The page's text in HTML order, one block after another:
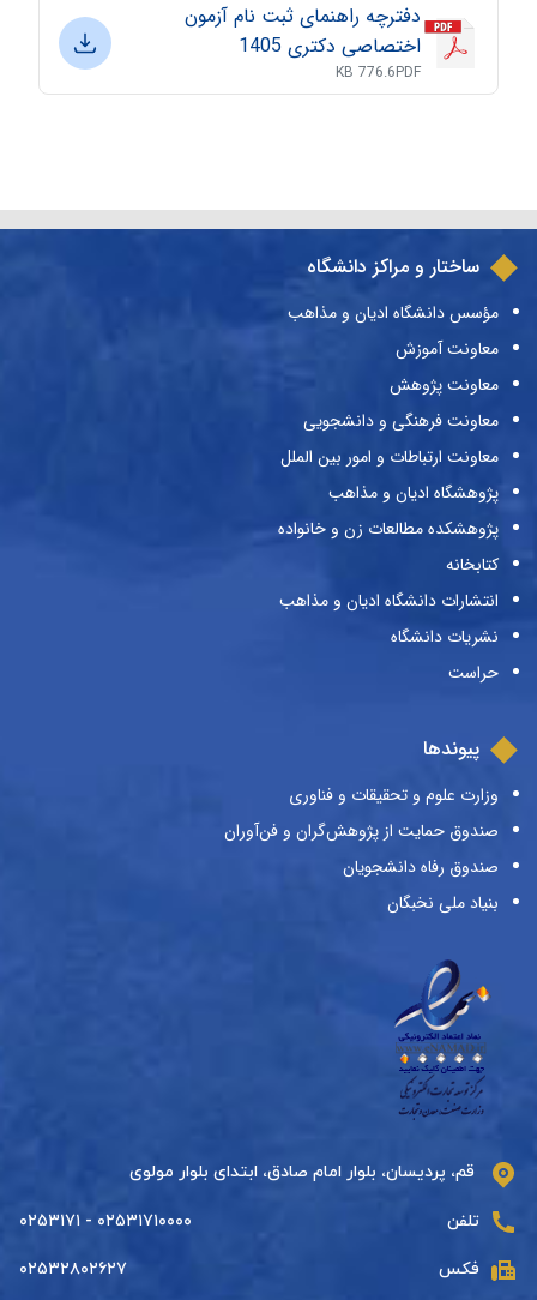
دفترچه راهنمای ثبت نام آزمون
اختصاصی دکتری 1405
PDF
776.6 KB
ساختار و مراکز دانشگاه
مؤسس دانشگاه ادیان و مذاهب
معاونت آموزش
معاونت پژوهش
معاونت فرهنگی و دانشجویی
معاونت ارتباطات و امور بین الملل
پژوهشگاه ادیان و مذاهب
پژوهشکده مطالعات زن و خانواده
کتابخانه
انتشارات دانشگاه ادیان و مذاهب
نشریات دانشگاه
حراست
پیوندها
وزارت علوم و تحقیقات و فناوری
صندوق حمایت از پژوهش‌گران و فن‌آوران
صندوق رفاه دانشجویان
بنیاد ملی نخبگان
قم، پردیسان، بلوار امام صادق، ابتدای بلوار مولوی
تلفن ۰۲۵۳۱۷۱۰۰۰۰ - ۰۲۵۳۱۷۱
فکس ۰۲۵۳۲۸۰۲۶۲۷